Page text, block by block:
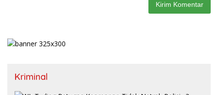
Kriminal